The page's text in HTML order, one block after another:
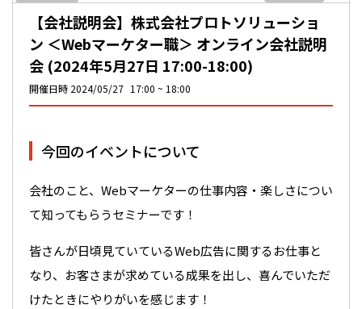
【会社説明会】株式会社プロトソリューショ
ン ＜Webマーケター職＞ オンライン会社説明
会 (2024年5月27日 17:00-18:00)
開催日時 2024/05/27 17:00 18:00
今回のイベントについて
会社のこと、Webマーケターの仕事内容・楽しさについ
て知ってもらうセミナーです！
皆さんが日頃見ていているWeb広告に関するお仕事と
なり、お客さまが求めている成果を出し、喜んでいただ
けたときにやりがいを感じます！